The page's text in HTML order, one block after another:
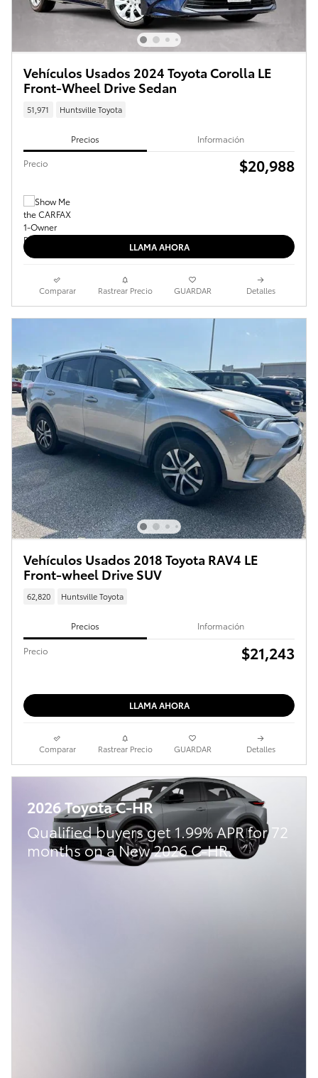
Vehículos Usados 2024 Toyota Corolla LE
Front-Wheel Drive Sedan
51,971 Huntsville Toyota
Precios Información
Precio $20,988
LLAMA AHORA
Comparar Rastrear Precio GUARDAR Detalles
Vehículos Usados 2018 Toyota RAV4 LE
Front-wheel Drive SUV
62,820 Huntsville Toyota
Precios Información
Precio $21,243
LLAMA AHORA
Comparar Rastrear Precio GUARDAR Detalles
2026 Toyota C-HR
Qualified buyers get 1.99% APR for 72
months on a New 2026 C-HR.